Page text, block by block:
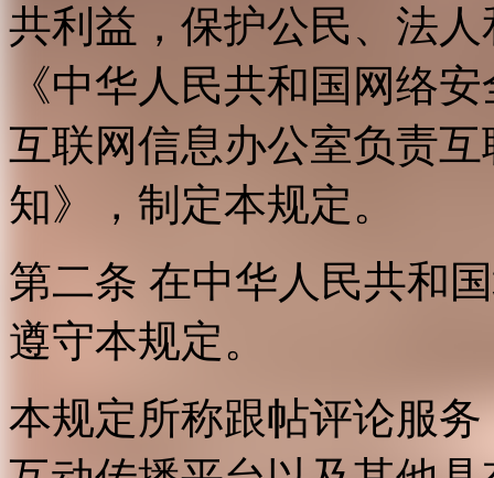
共利益，保护公民、法
《中华人民共和国网络
互联网信息办公室负责
知》，制定本规定。
第二条 在中华人民共和
遵守本规定。
本规定所称跟帖评论服